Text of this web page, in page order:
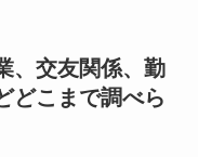
、交友関係、勤
どこまで調べら